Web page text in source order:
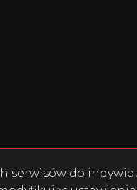
serwisów do